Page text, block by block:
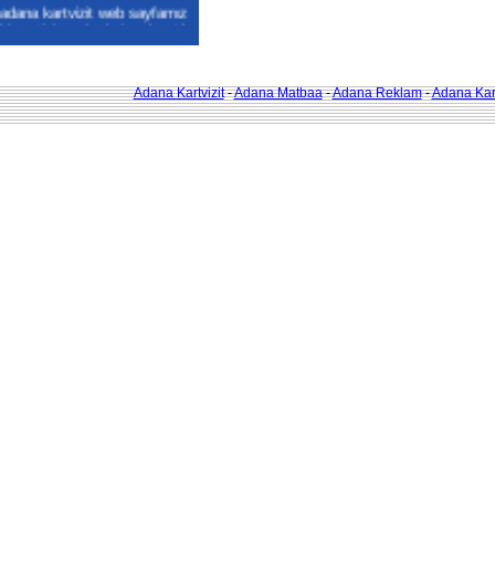
adana kartvizit web sayfamız
hizmetinize girmiştir. adana'da
kartvizit, broşür, el ilanı,
profesyonel hizmet
veriyoruz.ADANA KARTVİZİT
Adana Kartvizit-Adana Matbaa-Adana Reklam-Adana